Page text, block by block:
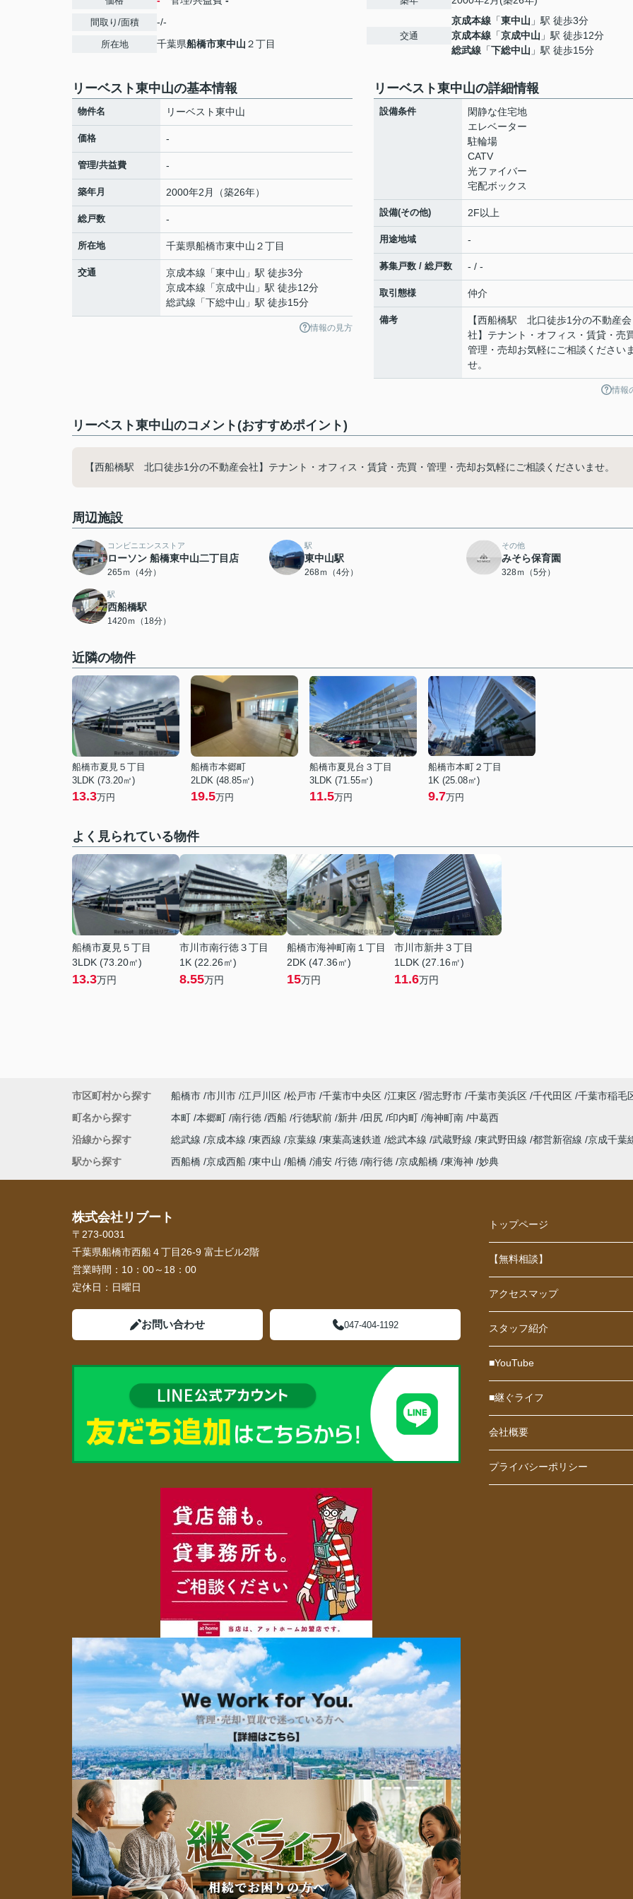
間取り/面積 -/-
所在地 千葉県船橋市東中山 ２丁目
交通
京成本線 「東中山 」駅 徒歩3分
京成本線 「京成中山 」駅 徒歩12分
総武線 「下総中山 」駅 徒歩15分
リーベスト東中山の基本情報
物件名 リーベスト東中山
価格 -
管理/共益費 -
築年月 2000年2月（築26年）
総戸数 -
所在地 千葉県船橋市東中山 ２丁目
交通 京成本線 「東中山 」駅 徒歩3分
京成本線 「京成中山 」駅 徒歩12分
総武線 「下総中山 」駅 徒歩15分
情報の見方
リーベスト東中山の詳細情報
設備条件
閑静な住宅地
エレベーター
駐輪場
CATV
光ファイバー
宅配ボックス
設備(その他) 2F以上
用途地域 -
募集戸数 / 総戸数 - / -
取引態様 仲介
備考
【西船橋駅 北口徒歩1分の不動産会
社】テナント・オフィス・賃貸・売
管理・売却お気軽にご相談ください
せ。
情報
リーベスト東中山のコメント(おすすめポイント)
【西船橋駅 北口徒歩1分の不動産会社】テナント・オフィス・賃貸・売買・管理・売却お気軽にご相談くださいませ。
周辺施設
コンビニエンスストア
ローソン 船橋東中山二丁目店
265ｍ（4分）
駅
東中山駅
268ｍ（4分）
その他
みそら保育園
328ｍ（5分）
駅
西船橋駅
1420ｍ（18分）
近隣の物件
船橋市夏見５丁目
3LDK (73.20㎡)
13.3万円
船橋市本郷町
2LDK (48.85㎡)
19.5万円
船橋市夏見台３丁目
3LDK (71.55㎡)
11.5万円
船橋市本町２丁目
1K (25.08㎡)
9.7万円
よく見られている物件
船橋市夏見５丁目
3LDK (73.20㎡)
13.3万円
市川市南行徳３丁目
1K (22.26㎡)
8.55万円
船橋市海神町南１丁目
2DK (47.36㎡)
15万円
市川市新井３丁目
1LDK (27.16㎡)
11.6万円
市区町村から探す 船橋市 市川市 江戸川区 松戸市 千葉市中央区 江東区 習志野市 千葉市美浜区 千代田区 千葉市稲毛
町名から探す
本町 本郷町 南行徳 西船 行徳駅前 新井 田尻 印内町 海神町南 中葛西
沿線から探す
総武線 京成本線 東西線 京葉線 東葉高速鉄道 総武本線 武蔵野線 東武野田線 都営新宿線 京成千葉
駅から探す
西船橋 京成西船 東中山 船橋 浦安 行徳 南行徳 京成船橋 東海神 妙典
株式会社リブート
〒273-0031
千葉県船橋市西船４丁目26-9 富士ビル2階
営業時間： 10：00～18：00
定休日： 日曜日
お問い合わせ 047-404-1192
トップページ
【無料相談】
アクセスマップ
スタッフ紹介
■YouTube
■継ぐライフ
会社概要
プライバシーポリシー